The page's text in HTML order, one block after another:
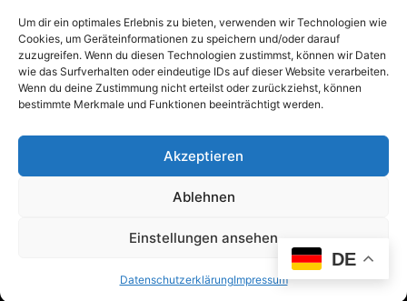
Um dir ein optimales Erlebnis zu bieten, verwenden wir Technologien wie
Cookies, um Geräteinformationen zu speichern und/oder darauf
zuzugreifen. Wenn du diesen Technologien zustimmst, können wir Daten
wie das Surfverhalten oder eindeutige IDs auf dieser Website verarbeiten.
Wenn du deine Zustimmung nicht erteilst oder zurückziehst, können
bestimmte Merkmale und Funktionen beeinträchtigt werden.
Akzeptieren
Ablehnen
Einstellungen ansehen
DatenschutzerklärungImpressum
Service & Reparatur
Vollumfängliche
Instandsetzung
Gebrauchte
Zündverteiler
Allgemeine
Geschäftsbedingungen
Widerrufsrecht
Datenschutz
Impressum
Vertrag
widerrufen
Kontakt
Umwelt &
Nachhaltigkeit
Karriere
© 2025 Radspieler Classic und das Radspieler Classic Logo ist eine
eingetragene Marke der Radspieler Classic GmbH.
DE